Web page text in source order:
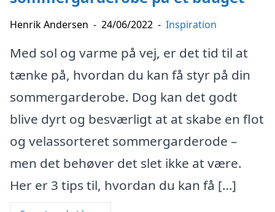
Henrik Andersen - 24/06/2022 - Inspiration
Med sol og varme på vej, er det tid til at
tænke på, hvordan du kan få styr på din
sommergarderobe. Dog kan det godt
blive dyrt og besværligt at at skabe en flot
og velassorteret sommergarderode –
men det behøver det slet ikke at være.
Her er 3 tips til, hvordan du kan få […]